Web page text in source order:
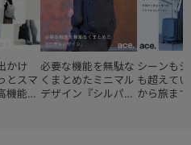
かけ
とスマ
機能レ
必要な機能を無駄な
くまとめたミニマル
デザイン『シルパッ
シーンも
も超えて
から旅ま